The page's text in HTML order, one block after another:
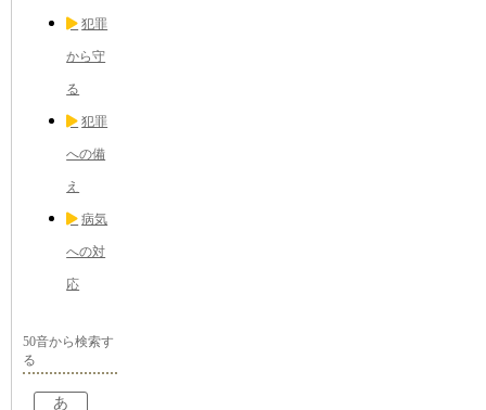
犯罪
から守
る
犯罪
への備
え
病気
への対
応
50音から検索す
る
あ